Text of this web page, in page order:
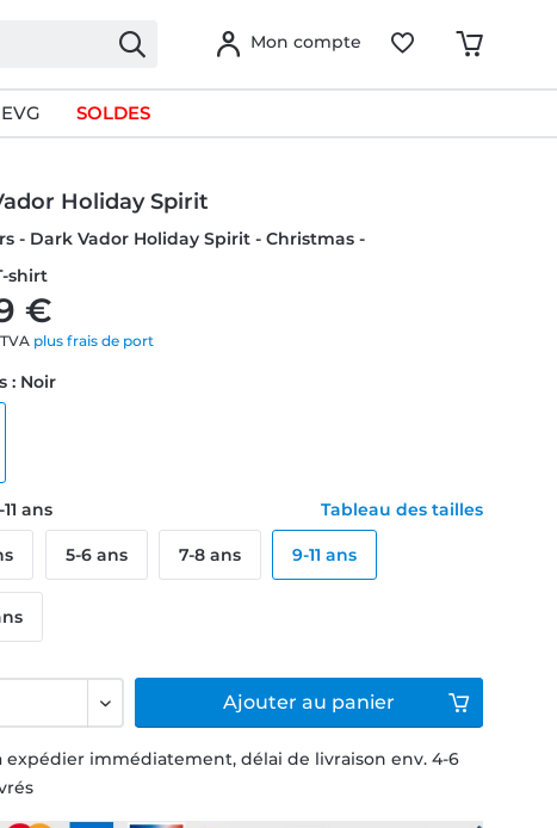
Mon compte
SOLDES
Holiday Spirit
- Dark Vador Holiday Spirit - Christmas -
shirt
€
plus frais de port
expédier immédiatement, délai de livraison env. 4-6
: Noir
ans Tableau des tailles
5-6 ans 7-8 ans 9-11 ans
Ajouter au panier